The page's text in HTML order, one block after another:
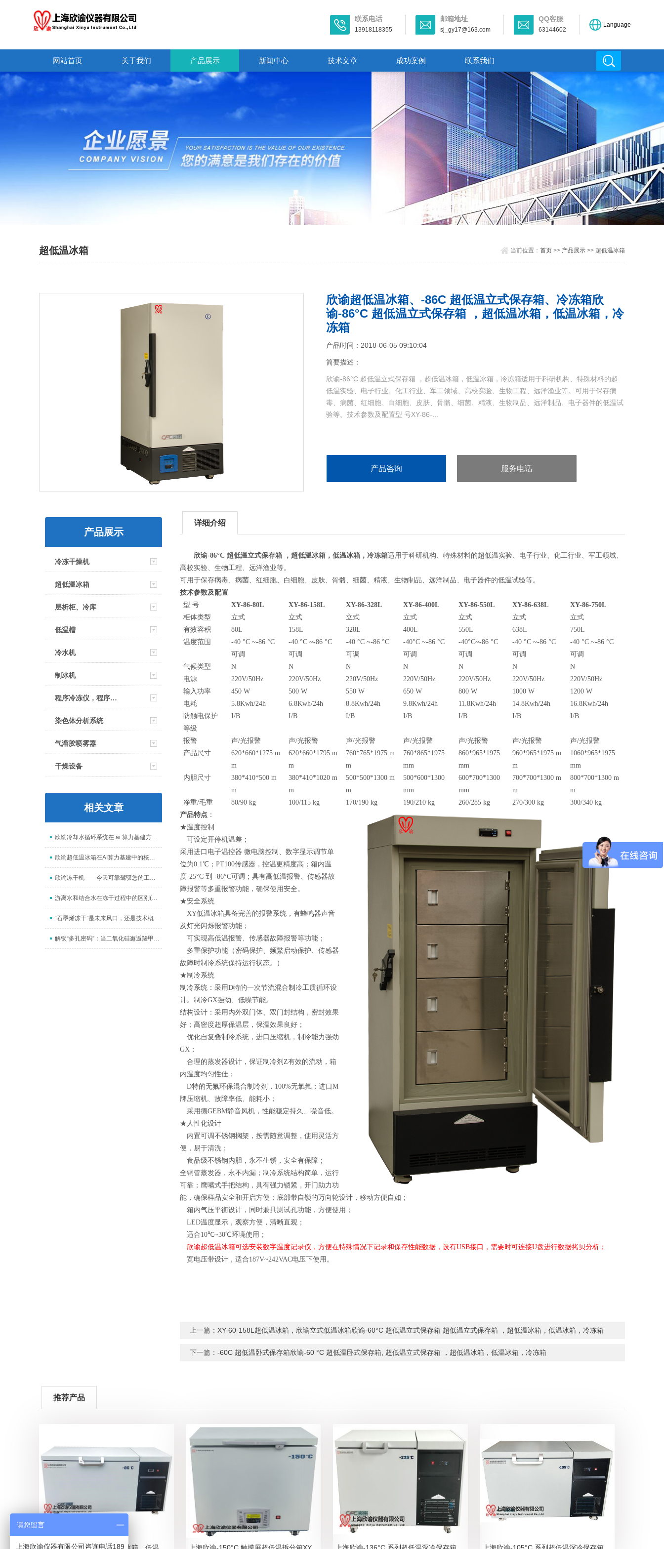
联系电话
13918118355
邮箱地址
sj_gy17@163.com
QQ客服
63144602
Language
网站首页 关于我们 产品展示 新闻中心 技术文章 成功案例 联系我们
超低温冰箱 当前位置： 首页>> 产品展示>> 超低温冰箱
欣谕超低温冰箱、-86C 超低温立式保存箱、冷冻箱欣
谕-86°C 超低温立式保存箱 ，超低温冰箱，低温冰箱，冷
冻箱
产品时间：2018-06-05 09:10:04
简要描述：
欣谕-86°C 超低温立式保存箱 ，超低温冰箱，低温冰箱，冷冻箱适用于科研机构、特殊材料的超
低温实验、电子行业、化工行业、军工领域、高校实验、生物工程、远洋渔业等。可用于保存病
毒、病菌、红细胞、白细胞、皮肤、骨骼、细菌、精液、生物制品、远洋制品、电子器件的低温试
验等。技术参数及配置型 号XY-86-...
产品咨询 服务电话
产品展示
冷冻干燥机
超低温冰箱
层析柜、冷库
低温槽
冷水机
制冰机
程序冷冻仪，程序降温仪
染色体分析系统
气溶胶喷雾器
干燥设备
相关文章
欣谕冷却水循环系统在 ai 算力基建方面起到什么作用
欣谕超低温冰箱在AI算力基建中的核心作用
欣谕冻干机——今天可靠驾驭您的工艺，明天从容接入AI未来
游离水和结合水在冻干过程中的区别(升华干燥和解析干燥）
“石墨烯冻干”是未来风口，还是技术概念？深度拆解其价值锚点
解锁“多孔密码”：当二氧化硅邂逅羧甲基纤维素钠，一场冻干艺术如何织就纳米“海绵梦”
详细介绍
欣谕-86°C 超低温立式保存箱 ， 超低温冰箱，低温冰箱，冷冻箱适用于科研机构、特殊材料的超低温实验、电子行业、化工行业、军工领域、
高校实验、生物工程、远洋渔业等。
可用于保存病毒、病菌、红细胞、白细胞、皮肤、骨骼、细菌、精液、生物制品、远洋制品、电子器件的低温试验等。
技术参数及配置
型 号
XY-86-80L XY-86-158L XY-86-328L XY-86-400L XY-86-550L XY-86-638L XY-86-750L
柜体类型
立式 立式 立式 立式 立式 立式
立式
有效容积
80L 158L 328L 400L 550L 638L
750L
温度范围
-40 °C ~-86 °C
可调
-40 °C ~-86 °C
可调
-40 °C ~-86 °C
可调
-40°C ~-86 °C
可调
-40°C~-86 °C
可调
-40 °C ~-86 °C
可调
-40 °C ~-86 °C
可调
气候类型
N N N N N N
N
电源
220V/50Hz 220V/50Hz 220V/50Hz 220V/50Hz 220V/50Hz 220V/50Hz
220V/50Hz
输入功率
450 W 500 W 550 W 650 W 800 W 1000 W
1200 W
电耗
5.8Kwh/24h 6.8Kwh/24h 8.8Kwh/24h 9.8Kwh/24h 11.8Kwh/24h 14.8Kwh/24h
16.8Kwh/24h
防触电保护
等级
I/B I/B I/B I/B I/B I/B I/B
报警 声/光报警 声/光报警 声/光报警 声/光报警 声/光报警 声/光报警 声/光报警
产品尺寸
620*660*1275 m
m
620*660*1795 m
m
760*765*1975 m
m
760*865*1975
mm
860*965*1975
mm
960*965*1975 m
m
1060*965*1975
mm
内胆尺寸
380*410*500 m
m
380*410*1020 m
m
500*500*1300 m
m
500*600*1300
mm
600*700*1300
mm
700*700*1300 m
m
800*700*1300 m
m
净重/毛重 80/90 kg 100/115 kg 170/190 kg 190/210 kg 260/285 kg 270/300 kg
300/340 kg
产品特点：
★温度控制
可设定开停机温差；
采用进口电子温控器 微电脑控制、数字显示调节单
位为0.1℃； PT100传感器，控温更精度高；箱内温
度-25°C 到 -86°C可调；具有高低温报警、传感器故
障报警等多重报警功能，确保使用安全。
★安全系统
XY低温冰箱具备完善的报警系统，有蜂鸣器声音
及灯光闪烁报警功能；
可实现高低温报警、传感器故障报警等功能；
多重保护功能（密码保护、频繁启动保护、传感器
故障时制冷系统保持运行状态。）
★制冷系统
制冷系统：采用D特的一次节流混合制冷工质循环设
计。制冷GX强劲、低噪节能。
结构设计：采用内外双门体、双门封结构，密封效果
好；高密度超厚保温层，保温效果良好；
优化自复叠制冷系统，进口压缩机，制冷能力强劲
GX；
合理的蒸发器设计，保证制冷剂Z有效的流动，箱
内温度均匀性佳；
D特的无氟环保混合制冷剂， 100%无氯氟；进口M
牌压缩机、故障率低、能耗小；
采用德GEBM静音风机，性能稳定持久、噪音低。
★人性化设计
内置可调不锈钢搁架，按需随意调整，使用灵活方
便，易于清洗；
食品级不锈钢内胆，永不生锈，安全有保障；
全铜管蒸发器，永不内漏；制冷系统结构简单，运行
可靠；鹰嘴式手把结构，具有强力锁紧，开门助力功
能，确保样品安全和开启方便；底部带自锁的万向轮设计，移动方便自如；
箱内气压平衡设计，同时兼具测试孔功能，方便使用；
LED温度显示，观察方便，清晰直观；
适合10℃~30℃环境使用；
欣谕超低温冰箱可选安装数字温度记录仪，方便在特殊情况下记录和保存性能数据，设有USB接口，需要时可连接U盘进行数据拷贝分析；
宽电压带设计，适合187V~242VAC电压下使用。
上一篇： XY-60-158L超低温冰箱，欣谕立式低温冰箱欣谕-60°C 超低温立式保存箱 超低温立式保存箱 ，超低温冰箱，低温冰箱，冷冻箱
下一篇： -60C 超低温卧式保存箱欣谕-60 °C 超低温卧式保存箱, 超低温立式保存箱 ，超低温冰箱，低温冰箱，冷冻箱
推荐产品
请您留言
上海欣谕仪器有限公司咨询电话189